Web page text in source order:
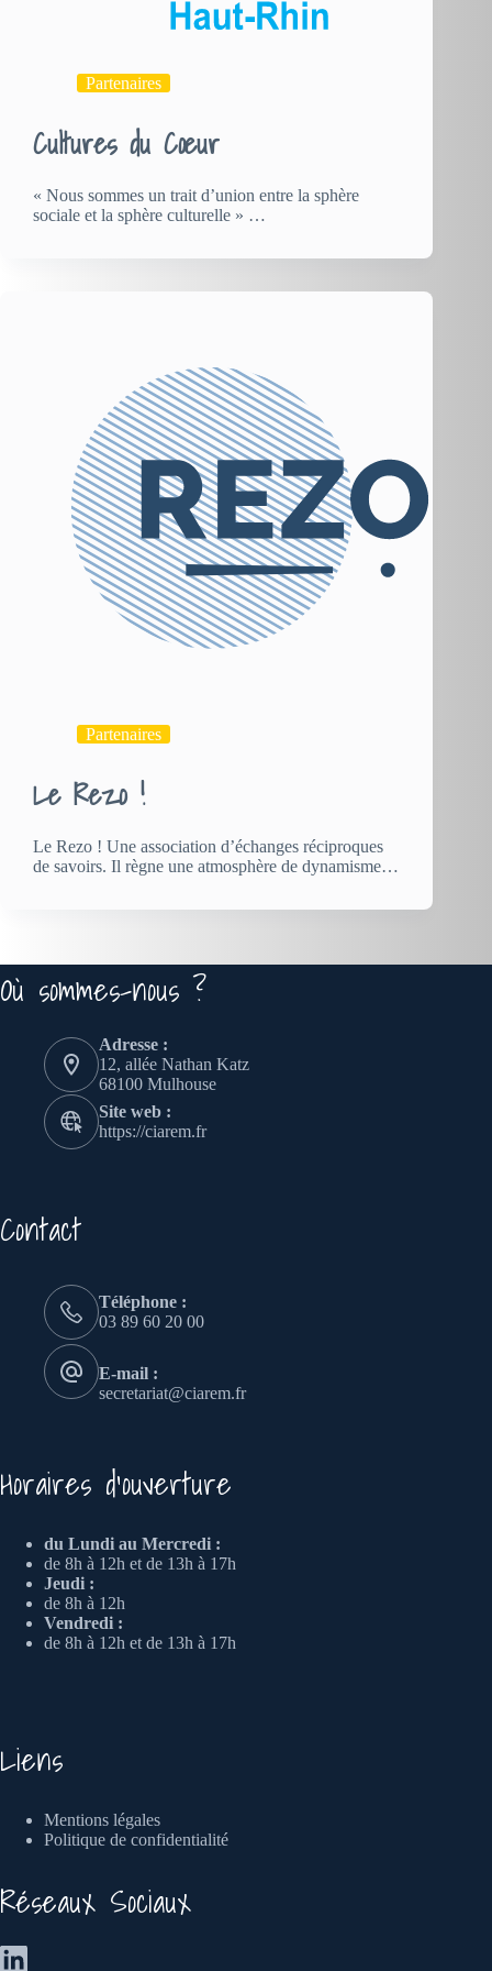
Partenaires
Cultures du Cœur
« Nous sommes un trait d’union entre la sphère
sociale et la sphère culturelle » …
Partenaires
Le Rezo !
Le Rezo ! Une association d’échanges réciproques
de savoirs. Il règne une atmosphère de dynamisme…
Où sommes-nous ?
Adresse :
12, allée Nathan Katz
68100 Mulhouse
Site web :
https://ciarem.fr
Contact
Téléphone :
03 89 60 20 00
E-mail :
secretariat@ciarem.fr
Horaires d'ouverture
du Lundi au Mercredi :
de 8h à 12h et de 13h à 17h
Jeudi :
de 8h à 12h
Vendredi :
de 8h à 12h et de 13h à 17h
Liens
Mentions légales
Politique de confidentialité
Réseaux Sociaux